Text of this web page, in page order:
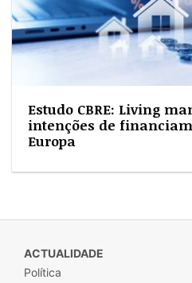
Estudo CBRE: Living
intenções de
Europa
ACTUALIDADE
Política